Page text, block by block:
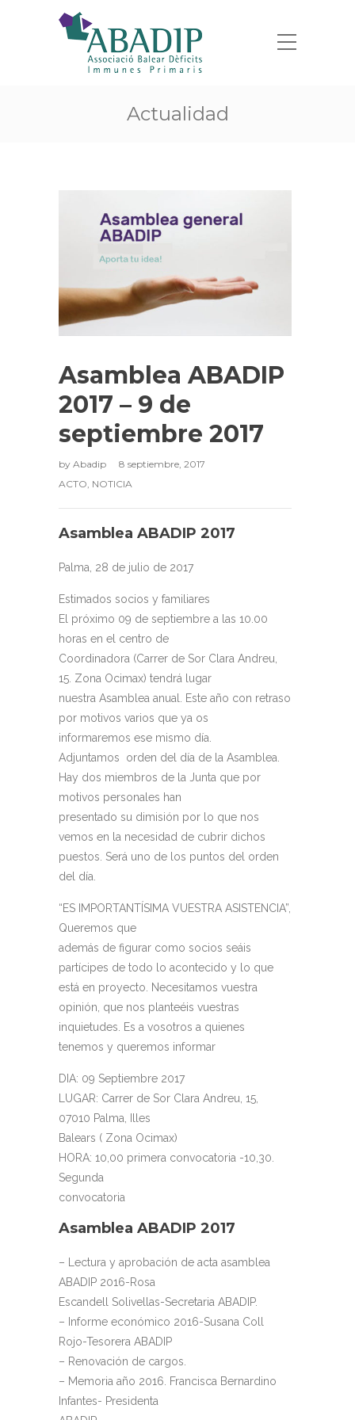
Actualidad
Asamblea ABADIP
2017 – 9 de
septiembre 2017
by Abadip
8 septiembre, 2017
ACTO NOTICIA
Asamblea ABADIP 2017
Palma, 28 de julio de 2017
Estimados socios y familiares
El próximo 09 de septiembre a las 10.00
horas en el centro de
Coordinadora (Carrer de Sor Clara Andreu,
15. Zona Ocimax) tendrá lugar
nuestra Asamblea anual. Este año con retraso
por motivos varios que ya os
informaremos ese mismo día.
Adjuntamos orden del día de la Asamblea.
Hay dos miembros de la Junta que por
motivos personales han
presentado su dimisión por lo que nos
vemos en la necesidad de cubrir dichos
puestos. Será uno de los puntos del orden
del día.
“ES IMPORTANTÍSIMA VUESTRA ASISTENCIA”,
Queremos que
además de figurar como socios seáis
partícipes de todo lo acontecido y lo que
está en proyecto. Necesitamos vuestra
opinión, que nos planteéis vuestras
inquietudes. Es a vosotros a quienes
tenemos y queremos informar
DIA: 09 Septiembre 2017
LUGAR: Carrer de Sor Clara Andreu, 15,
07010 Palma, Illes
Balears ( Zona Ocimax)
HORA: 10,00 primera convocatoria -10,30.
Segunda
convocatoria
Asamblea ABADIP 2017
– Lectura y aprobación de acta asamblea
ABADIP 2016-Rosa
Escandell Solivellas-Secretaria ABADIP.
– Informe económico 2016-Susana Coll
Rojo-Tesorera ABADIP
– Renovación de cargos.
– Memoria año 2016. Francisca Bernardino
Infantes- Presidenta